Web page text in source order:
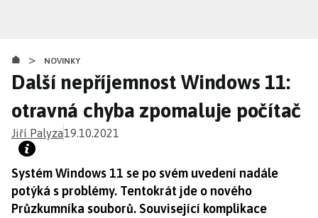
obsahu
> NOVINKY
Další nepříjemnost Windows 11:
otravná chyba zpomaluje počítač
Jiří Palyza19.10.2021
Systém Windows 11 se po svém uvedení nadále
potýká s problémy. Tentokrát jde o nového
Průzkumníka souborů. Související komplikace